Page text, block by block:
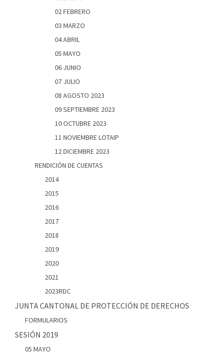
02 FEBRERO
03 MARZO
04 ABRIL
05 MAYO
06 JUNIO
07 JULIO
08 AGOSTO 2023
09 SEPTIEMBRE 2023
10 OCTUBRE 2023
11 NOVIEMBRE LOTAIP
12 DICIEMBRE 2023
RENDICIÓN DE CUENTAS
2014
2015
2016
2017
2018
2019
2020
2021
2023RDC
JUNTA CANTONAL DE PROTECCIÓN DE DERECHOS
FORMULARIOS
SESIÓN 2019
05 MAYO